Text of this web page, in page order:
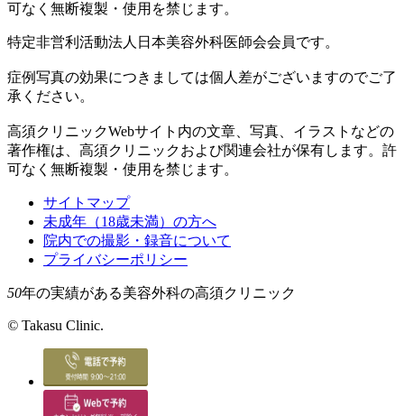
可なく無断複製・使用を禁じます。
特定非営利活動法人日本美容外科医師会会員です。
症例写真の効果につきましては個人差がございますのでご了
承ください。
高須クリニックWebサイト内の文章、写真、イラストなどの
著作権は、高須クリニックおよび関連会社が保有します。許
可なく無断複製・使用を禁じます。
サイトマップ
未成年（18歳未満）の方へ
院内での撮影・録音について
プライバシーポリシー
50年の実績がある美容外科の高須クリニック
© Takasu Clinic.